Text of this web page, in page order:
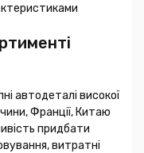
автодеталі високої
Франції, Китаю
придбати
витратні